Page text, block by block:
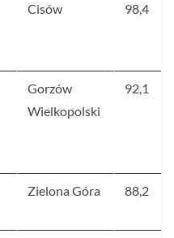
Cisów 98,4
Gorzów
Wielkopolski
92,1
Zielona Góra 88,2